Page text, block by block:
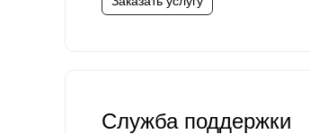
Служба поддержки